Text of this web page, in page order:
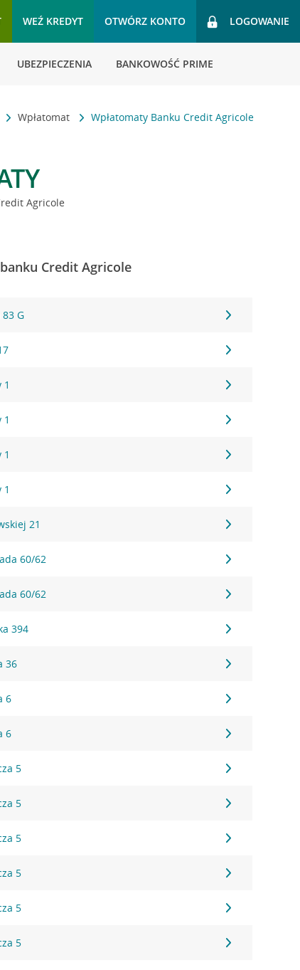
WEŹ KREDYT OTWÓRZ KONTO LOGOWANIE
UBEZPIECZENIA BANKOWOŚĆ PRIME
Wpłatomat Wpłatomaty Banku Credit Agricole
Agricole
Credit Agricole
G
1
1
1
1
21
60/62
60/62
394
36
6
6
5
5
5
5
5
5